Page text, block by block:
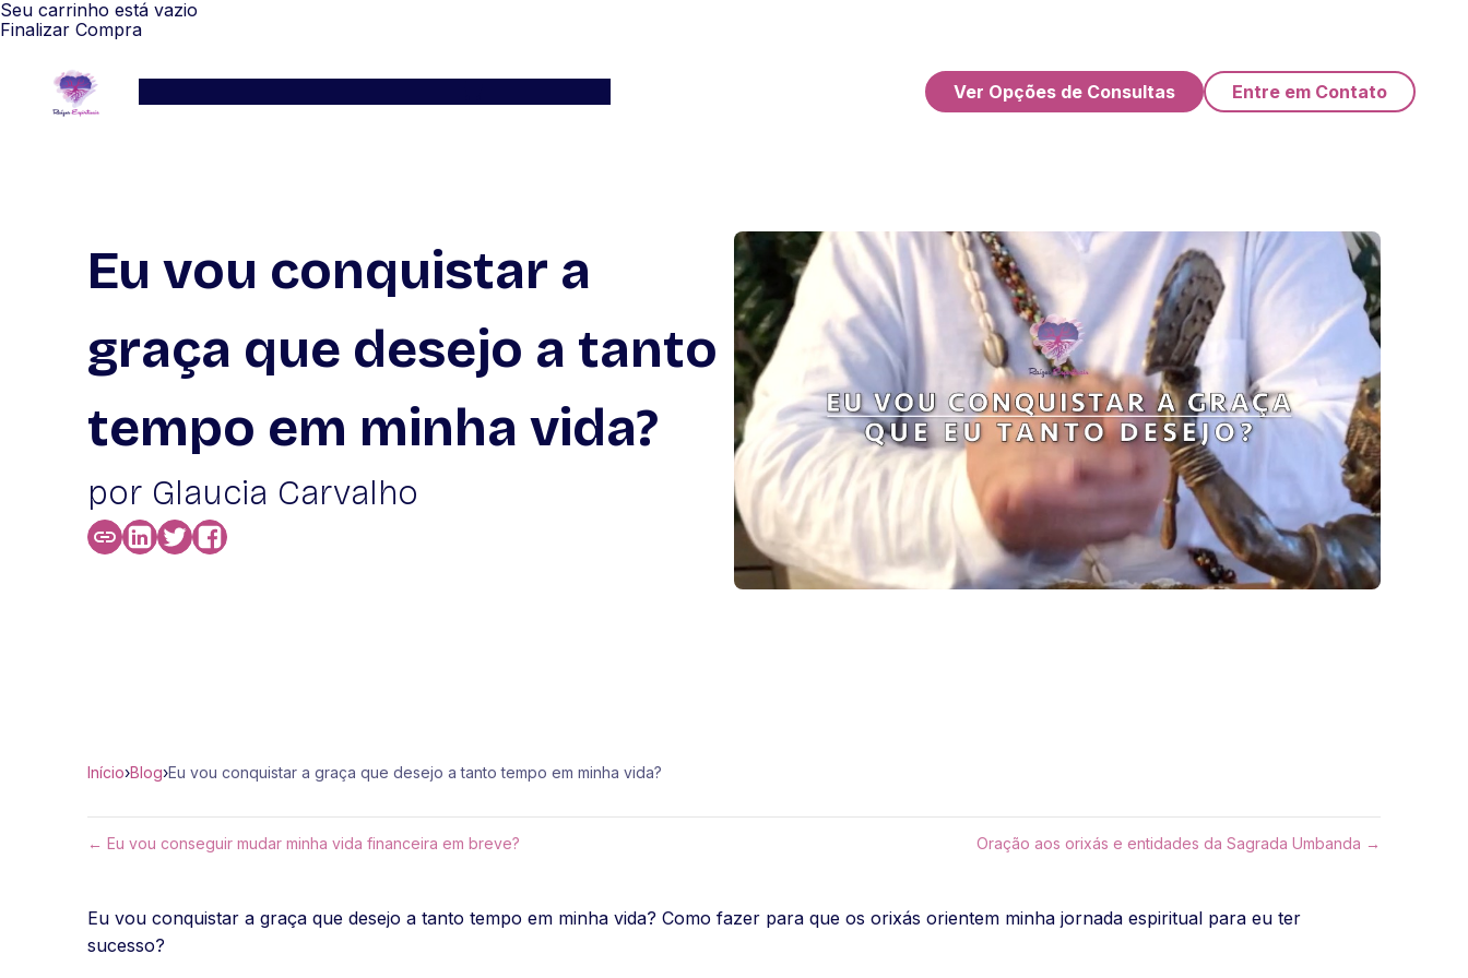
Seu carrinho está vazio
Finalizar Compra
Ver Opções de Consultas Entre em Contato
Eu vou conquistar a
graça que desejo a tanto
tempo em minha vida?
por Glaucia Carvalho
Início›Blog›Eu vou conquistar a graça que desejo a tanto tempo em minha vida?
← Eu vou conseguir mudar minha vida financeira em breve? Oração aos orixás e entidades da Sagrada Umbanda →
Eu vou conquistar a graça que desejo a tanto tempo em minha vida? Como fazer para que os orixás orientem minha jornada espiritual para eu ter
sucesso?